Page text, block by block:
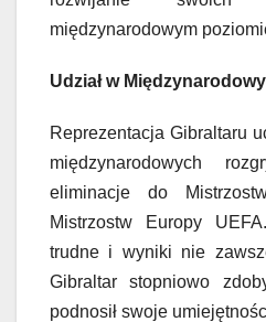
międzynarodowym
Udział w
Reprezentacja Gibraltaru
międzynarodowych
eliminacje do
Mistrzostw Europy
trudne i wyniki nie
Gibraltar stopniowo
podnosił swoje